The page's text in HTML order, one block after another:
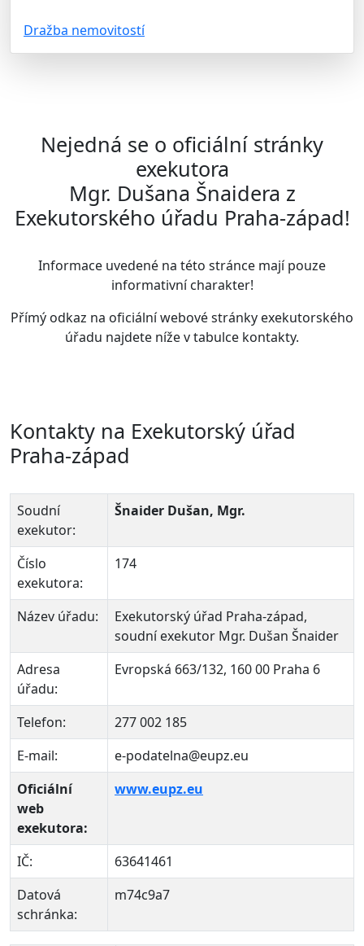
Dražba nemovitostí
Nejedná se o oficiální stránky
exekutora
Mgr. Dušana Šnaidera z
Exekutorského úřadu Praha-západ!
Informace uvedené na této stránce mají pouze
informativní charakter!
Přímý odkaz na oficiální webové stránky exekutorského
úřadu najdete níže v tabulce kontakty.
Kontakty na Exekutorský úřad
Praha-západ
Soudní
exekutor:
Šnaider Dušan, Mgr.
Číslo
exekutora:
174
Název úřadu:
Exekutorský úřad Praha-západ,
soudní exekutor Mgr. Dušan Šnaider
Adresa
úřadu:
Evropská 663/132, 160 00 Praha 6
Telefon:
277 002 185
E-mail:
e-podatelna@eupz.eu
Oficiální
web
exekutora:
www.eupz.eu
IČ:
63641461
Datová
schránka:
m74c9a7